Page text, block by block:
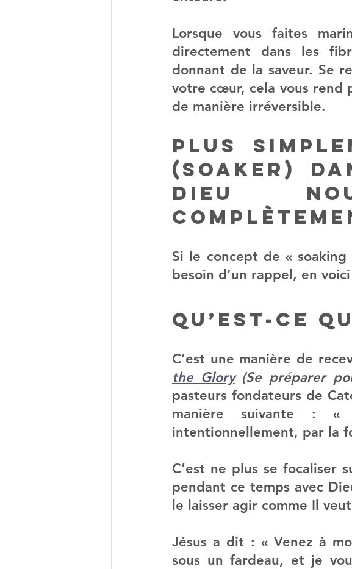
Lorsque vous faites
directement dans les
donnant de la saveur. Se
votre cœur, cela vous rend
de manière irréversible.
Plus
(soaker)
Dieu
Si le concept de «
besoin d’un rappel, en
Qu’est-ce
C’est une manière de
the Glory (Se préparer
pasteurs fondateurs de
manière suivante :
intentionnellement, par la
C’est ne plus se focaliser
pendant ce temps avec
le laisser agir comme Il
Jésus a dit : « Venez à
sous un fardeau, et je